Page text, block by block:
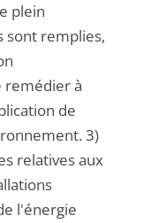
plein
sont remplies,
remédier à
de
3)
relatives aux
l'énergie